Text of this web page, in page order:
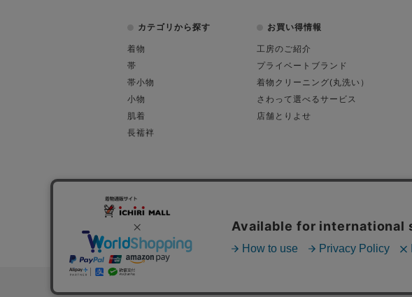
カテゴリから探す
着物
帯
帯小物
小物
肌着
長襦袢
お買い得情報
工房のご紹介
プライベートブランド
着物クリーニング(丸洗い）
さわって選べるサービス
店舗とりよせ